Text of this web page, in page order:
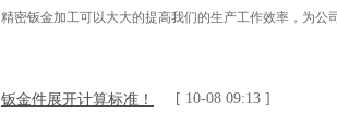
精密钣金加工可以大大的提高我们的生产工作效率，为公
钣金件展开计算标准！ [ 10-08 09:13 ]